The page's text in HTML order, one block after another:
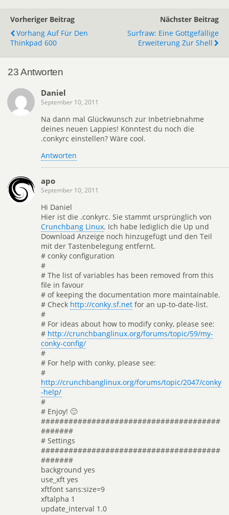
Vorheriger Beitrag
Vorhang Auf Für Den
Thinkpad 600
Nächster Beitrag
Surfraw: Eine Gottgefällige
Erweiterung Zur Shell
23 Antworten
Daniel
September 10, 2011
Na dann mal Glückwunsch zur Inbetriebnahme
deines neuen Lappies! Könntest du noch die
.conkyrc einstellen? Wäre cool.
Antworten
apo
September 10, 2011
Hi Daniel
Hier ist die .conkyrc. Sie stammt ursprünglich von
Crunchbang Linux. Ich habe lediglich die Up und
Download Anzeige noch hinzugefügt und den Teil
mit der Tastenbelegung entfernt.
# conky configuration
#
# The list of variables has been removed from this
file in favour
# of keeping the documentation more maintainable.
# Check http://conky.sf.net for an up-to-date-list.
#
# For ideas about how to modify conky, please see:
# http://crunchbanglinux.org/forums/topic/59/my-
conky-config/
#
# For help with conky, please see:
#
http://crunchbanglinux.org/forums/topic/2047/conky
-help/
#
# Enjoy! 🙂
#######################################
#######
# Settings
#######################################
#######
background yes
use_xft yes
xftfont sans:size=9
xftalpha 1
update_interval 1.0